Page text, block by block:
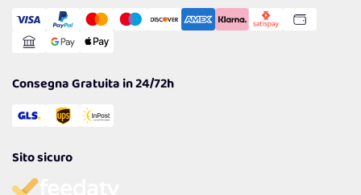
Gestisci Cookie
Reso Facile e Veloce
Consegna Gratuita in 24/72h
Sito sicuro